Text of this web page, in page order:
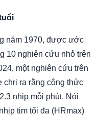
năm 1970, được ước
10 nghiên cứu nhỏ trên
một nghiên cứu trên
chri ra rằng công thức
nhịp mỗi phút. Nói
tim tối đa (HRmax)